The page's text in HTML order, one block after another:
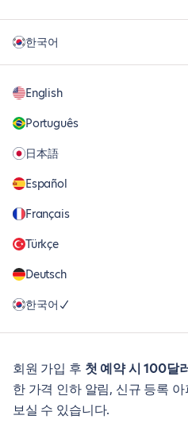
한국어
English
Português
日本語
Español
Français
Türkçe
Deutsch
한국어
회원 가입 후 첫 예약 시 100달
한 가격 인하 알림, 신규 등록
보실 수 있습니다.